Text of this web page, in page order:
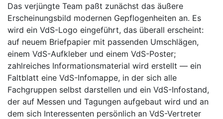
Das verjüngte Team paßt zunächst das äußere
Erscheinungsbild modernen Gepflogenheiten an. Es
wird ein VdS-Logo eingeführt, das überall erscheint:
auf neuem Briefpapier mit passenden Umschlägen,
einem VdS-Aufkleber und einem VdS-Poster;
zahlreiches Informationsmaterial wird erstellt — ein
Faltblatt eine VdS-Infomappe, in der sich alle
Fachgruppen selbst darstellen und ein VdS-Infostand,
der auf Messen und Tagungen aufgebaut wird und an
dem sich Interessenten persönlich an VdS-Vertreter